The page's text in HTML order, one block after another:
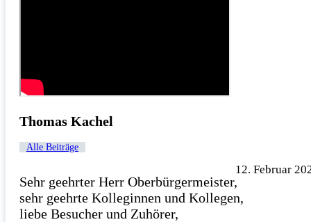
Thomas Kachel
Alle Beiträge
12. Februar
Sehr geehrter Herr Oberbürgermeister,
sehr geehrte Kolleginnen und Kollegen,
liebe Besucher und Zuhörer,